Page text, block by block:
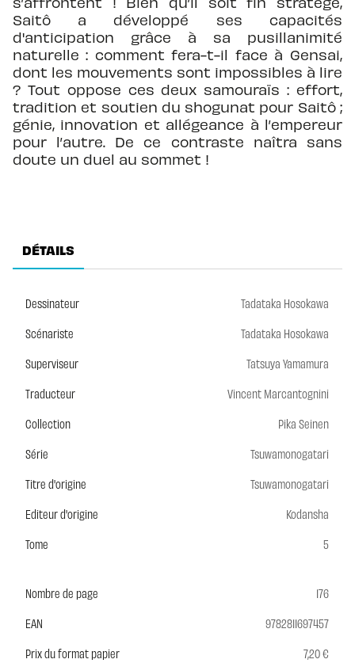
Saitô a développé ses capacités
d'anticipation grâce à sa pusillanimité
naturelle : comment fera-t-il face à Gensai,
dont les mouvements sont impossibles à lire
? Tout oppose ces deux samouraïs : effort,
tradition et soutien du shogunat pour Saitô ;
génie, innovation et allégeance à l’empereur
pour l’autre. De ce contraste naîtra sans
doute un duel au sommet !
DÉTAILS
Dessinateur
Tadataka Hosokawa
Scénariste
Tadataka Hosokawa
Superviseur
Tatsuya Yamamura
Traducteur
Vincent Marcantognini
Collection
Pika Seinen
Série
Tsuwamonogatari
Titre d'origine
Tsuwamonogatari
Editeur d'origine
Kodansha
Tome
5
Nombre de page
176
EAN
9782811697457
Prix du format papier
7,20 €